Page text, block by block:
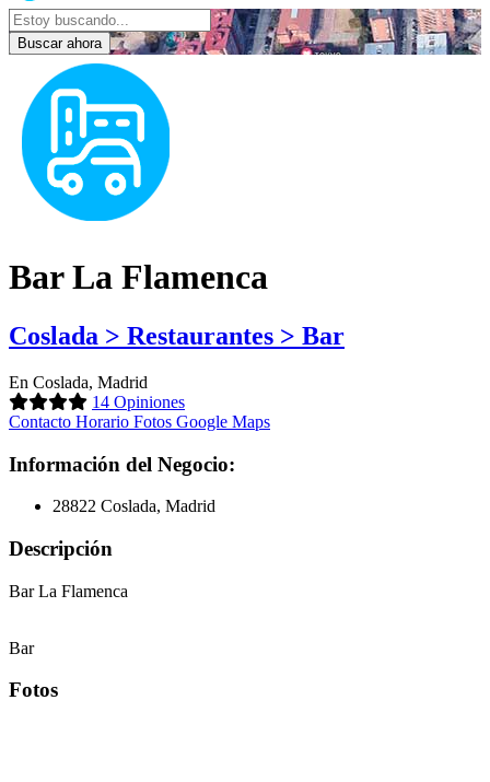
Buscar ahora
Bar La Flamenca
Coslada > Restaurantes > Bar
En Coslada, Madrid
14 Opiniones
Contacto Horario Fotos Google Maps
Información del Negocio:
28822 Coslada, Madrid
Descripción
Bar La Flamenca
Bar
Fotos